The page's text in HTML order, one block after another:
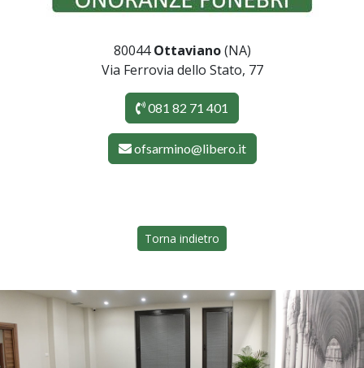
80044Ottaviano(NA)
Via Ferrovia dello Stato, 77
081 82 71 401
ofsarmino@libero.it
Torna indietro